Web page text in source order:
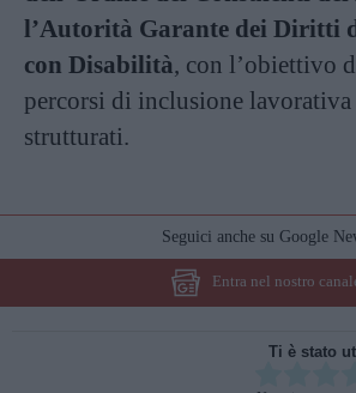
l’Autorità Garante dei Diritti
con Disabilità, con l’obiettivo
percorsi di inclusione
strutturati.
Seguici anche su Google
Entra nel nostro
Ti è stato